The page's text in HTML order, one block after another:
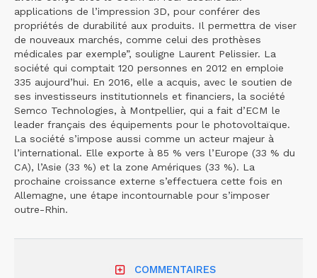
applications de l’impression 3D, pour conférer des
propriétés de durabilité aux produits. Il permettra de viser
de nouveaux marchés, comme celui des prothèses
médicales par exemple”, souligne Laurent Pelissier. La
société qui comptait 120 personnes en 2012 en emploie
335 aujourd’hui. En 2016, elle a acquis, avec le soutien de
ses investisseurs institutionnels et financiers, la société
Semco Technologies, à Montpellier, qui a fait d’ECM le
leader français des équipements pour le photovoltaïque.
La société s’impose aussi comme un acteur majeur à
l’international. Elle exporte à 85 % vers l’Europe (33 % du
CA), l’Asie (33 %) et la zone Amériques (33 %). La
prochaine croissance externe s’effectuera cette fois en
Allemagne, une étape incontournable pour s’imposer
outre-Rhin.
COMMENTAIRES